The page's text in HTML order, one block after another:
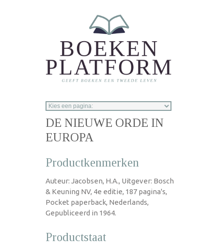
DE NIEUWE ORDE IN
EUROPA
Productkenmerken
Auteur: Jacobsen, H.A., Uitgever: Bosch
& Keuning NV, 4e editie, 187 pagina's,
Pocket paperback, Nederlands,
Gepubliceerd in 1964.
Productstaat